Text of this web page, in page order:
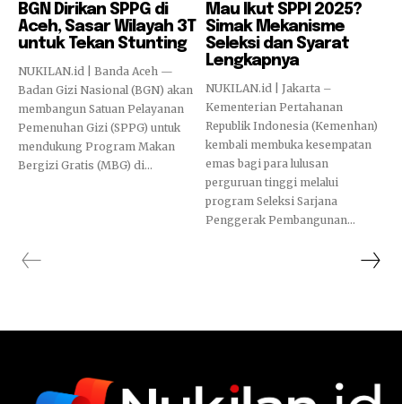
BGN Dirikan SPPG di
Aceh, Sasar Wilayah 3T
untuk Tekan Stunting
NUKILAN.id | Banda Aceh —
Badan Gizi Nasional (BGN) akan
membangun Satuan Pelayanan
Pemenuhan Gizi (SPPG) untuk
mendukung Program Makan
Bergizi Gratis (MBG) di...
Mau Ikut SPPI 2025?
Simak Mekanisme
Seleksi dan Syarat
Lengkapnya
NUKILAN.id | Jakarta –
Kementerian Pertahanan
Republik Indonesia (Kemenhan)
kembali membuka kesempatan
emas bagi para lulusan
perguruan tinggi melalui
program Seleksi Sarjana
Penggerak Pembangunan...